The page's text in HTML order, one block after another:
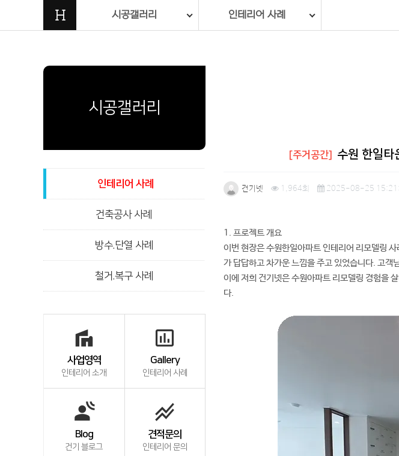
H 시공갤러리 인테리어 사례
시공갤러리
인테리어 사례
건축공사 사례
방수.단열 사례
철거.복구 사례
villa
사업영역
인테리어 소개
insert_chart_outlined
Gallery
인테리어 사례
spatial_audio
Blog
건기 블로그
stacked_line_chart
견적문의
인테리어 문의
[주거공간] 수원 한일타
건기넷 1,964회 2025-08-25
1. 프로젝트 개요
이번 현장은 수원한일아파트 인테리어 리모델링
가 답답하고 차가운 느낌을 주고 있었습니다. 고
이에 저희 건기넷은 수원아파트 리모델링 경험을
다.